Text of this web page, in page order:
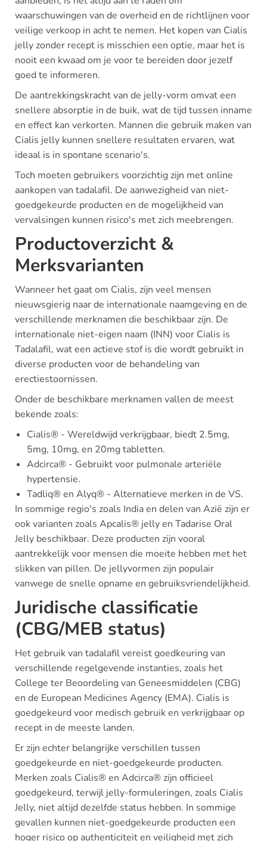
waarschuwingen van de overheid en de richtlijnen voor
veilige verkoop in acht te nemen. Het kopen van Cialis
jelly zonder recept is misschien een optie, maar het is
nooit een kwaad om je voor te bereiden door jezelf
goed te informeren.
De aantrekkingskracht van de jelly-vorm omvat een
snellere absorptie in de buik, wat de tijd tussen inname
en effect kan verkorten. Mannen die gebruik maken van
Cialis jelly kunnen snellere resultaten ervaren, wat
ideaal is in spontane scenario's.
Toch moeten gebruikers voorzichtig zijn met online
aankopen van tadalafil. De aanwezigheid van niet-
goedgekeurde producten en de mogelijkheid van
vervalsingen kunnen risico's met zich meebrengen.
Productoverzicht &
Merksvarianten
Wanneer het gaat om Cialis, zijn veel mensen
nieuwsgierig naar de internationale naamgeving en de
verschillende merknamen die beschikbaar zijn. De
internationale niet-eigen naam (INN) voor Cialis is
Tadalafil, wat een actieve stof is die wordt gebruikt in
diverse producten voor de behandeling van
erectiestoornissen.
Onder de beschikbare merknamen vallen de meest
bekende zoals:
Cialis® - Wereldwijd verkrijgbaar, biedt 2.5mg,
5mg, 10mg, en 20mg tabletten.
Adcirca® - Gebruikt voor pulmonale arteriële
hypertensie.
Tadliq® en Alyq® - Alternatieve merken in de VS.
In sommige regio's zoals India en delen van Azië zijn er
ook varianten zoals Apcalis® jelly en Tadarise Oral
Jelly beschikbaar. Deze producten zijn vooral
aantrekkelijk voor mensen die moeite hebben met het
slikken van pillen. De jellyvormen zijn populair
vanwege de snelle opname en gebruiksvriendelijkheid.
Juridische classificatie
(CBG/MEB status)
Het gebruik van tadalafil vereist goedkeuring van
verschillende regelgevende instanties, zoals het
College ter Beoordeling van Geneesmiddelen (CBG)
en de European Medicines Agency (EMA). Cialis is
goedgekeurd voor medisch gebruik en verkrijgbaar op
recept in de meeste landen.
Er zijn echter belangrijke verschillen tussen
goedgekeurde en niet-goedgekeurde producten.
Merken zoals Cialis® en Adcirca® zijn officieel
goedgekeurd, terwijl jelly-formuleringen, zoals Cialis
Jelly, niet altijd dezelfde status hebben. In sommige
gevallen kunnen niet-goedgekeurde producten een
hoger risico op authenticiteit en veiligheid met zich